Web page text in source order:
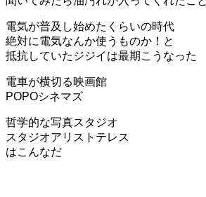
電気が普及し始めたくらいの時代
絶対に電気なんか使うものか！と
抵抗していたジジイは最期こうなった
電車が横切る映画館
POPOシネマズ
哲学的な写真スタジオ
スタジオアリストテレス
はこんなだ